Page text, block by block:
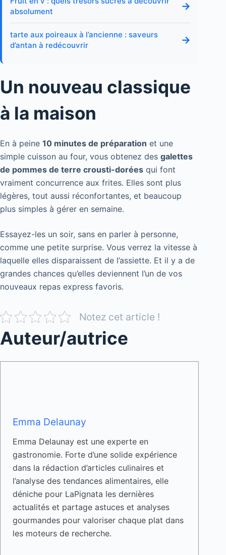
absolument
→
tarte aux poireaux à l’ancienne : saveurs
d’antan à redécouvrir
→
Un nouveau classique
à la maison
En à peine 10 minutes de préparation et une
simple cuisson au four, vous obtenez des galettes
de pommes de terre crousti-dorées qui font
vraiment concurrence aux frites. Elles sont plus
légères, tout aussi réconfortantes, et beaucoup
plus simples à gérer en semaine.
Essayez-les un soir, sans en parler à personne,
comme une petite surprise. Vous verrez la vitesse à
laquelle elles disparaissent de l’assiette. Et il y a de
grandes chances qu’elles deviennent l’un de vos
nouveaux repas express favoris.
Notez cet article !
Auteur/autrice
Emma Delaunay
Emma Delaunay est une experte en
gastronomie. Forte d’une solide expérience
dans la rédaction d’articles culinaires et
l’analyse des tendances alimentaires, elle
déniche pour LaPignata les dernières
actualités et partage astuces et analyses
gourmandes pour valoriser chaque plat dans
les moteurs de recherche.